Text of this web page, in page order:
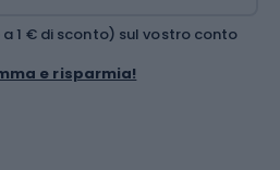
1 € di sconto) sul vostro conto
e risparmia!